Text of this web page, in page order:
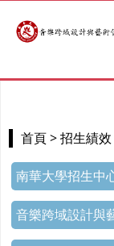
首頁 > 招生績效
南華大學招生中
音樂跨域設計與